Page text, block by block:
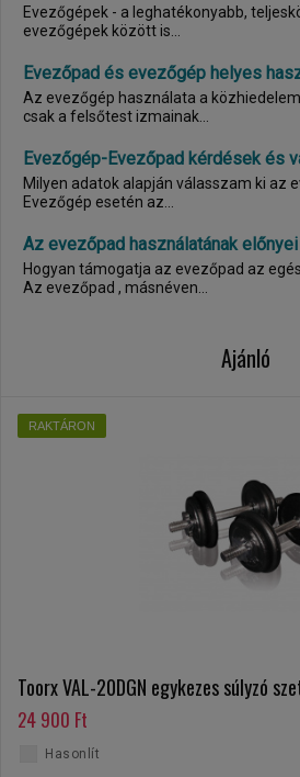
Evezőgépek - a leghatékonyabb,
evezőgépek között is...
Evezőpad és evezőgép helyes
Az evezőgép használata a
csak a felsőtest izmainak...
Evezőgép-Evezőpad kérdések és
Milyen adatok alapján válasszam ki az
Evezőgép esetén az...
Az evezőpad használatának előnyei
Hogyan támogatja az evezőpad az
Az evezőpad , másnéven...
Ajánló
RAKTÁRON
Toorx VAL-20DGN egykezes súlyzó
24 900 Ft
Hasonlít